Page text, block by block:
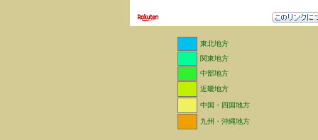
東北地方
関東地方
中部地方
近畿地方
中国・四国地方
九州・沖縄地方